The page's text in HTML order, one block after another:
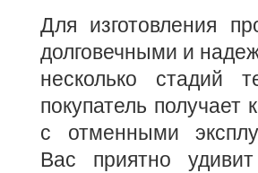
Для изготовления
долговечными и
несколько стадий
покупатель
с отменными
Вас приятно